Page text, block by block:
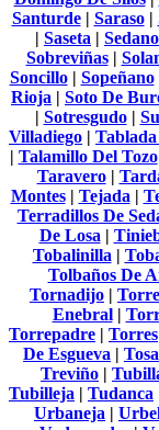
Santurde| Saraso|
| Saseta | Sedano
Sobreviñas|
Soncillo| Sopeñano
Rioja | Soto De
| Sotresgudo|
Villadiego |
| Talamillo Del Tozo
Taravero|
Montes| Tejada|
Terradillos De
De Losa|
Tobalinilla|
Tolbaños De
Tornadijo | Torre
Enebral|
Torrepadre | Torres
De Esgueva |
Treviño |
Tubilleja | Tudanca
Urbaneja |